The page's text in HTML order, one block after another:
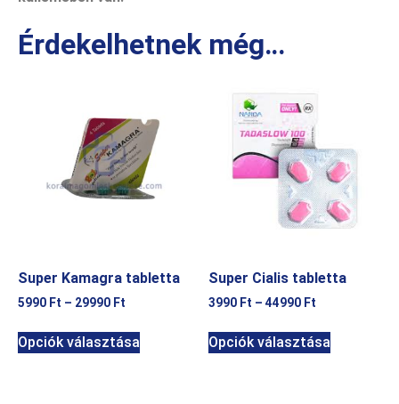
Érdekelhetnek még…
Super Kamagra tabletta
5990 Ft – 29990 Ft
Opciók választása
Super Cialis tabletta
3990 Ft – 44990 Ft
Opciók választása